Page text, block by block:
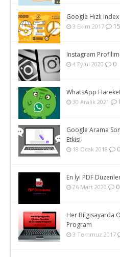
Google Hızlı
3 Ekim 2017 15
Instagram
4 Eylül 2020 0
WhatsApp
30 Aralık 2021
Google Arama
Etkisi
18 Ocak 2018 0
En İyi PDF
26 Mart 2020 0
Her Bilgisayarda
Program
3 Temmuz 2017